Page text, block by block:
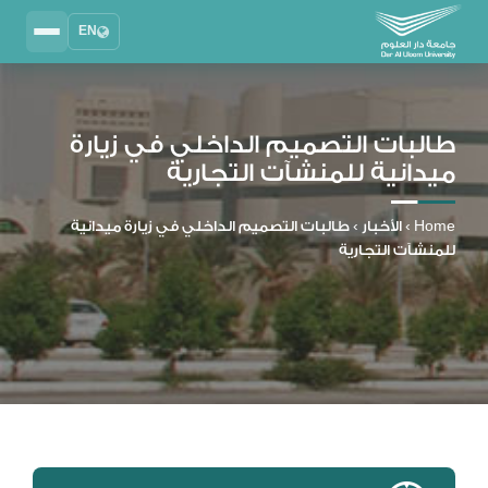
EN
2025 - 2026
نظام إدارة التعلم
MYLMS
نظام معلومات الطلاب
MTSIS
إدارة الموارد البشرية
نظام التواصل الإداري
MYACS
طالبات التصميم الداخلي في زيارة
ميدانية للمنشآت التجارية
Home
› الأخبار › طالبات التصميم الداخلي في زيارة ميدانية
للمنشآت التجارية